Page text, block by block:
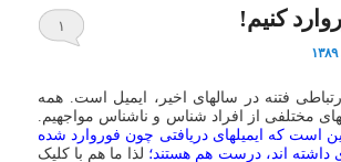
کنیم! ۱
فتنه در سالهای اخیر، ایمیل است. همه
مختلفی از افراد شناس و ناشناس مواجهیم.
است که ایمیلهای دریافتی چون فوروارد شده
داشته اند، درست هم هستند؛ لذا ما هم با کلیک